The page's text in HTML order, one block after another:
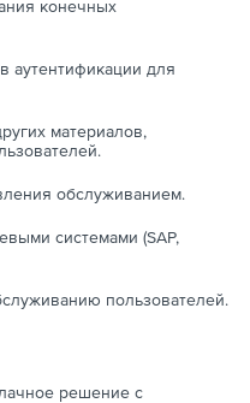
конечных
аутентификации для
материалов,
обслуживанием.
системами (SAP,
пользователей.
решение с